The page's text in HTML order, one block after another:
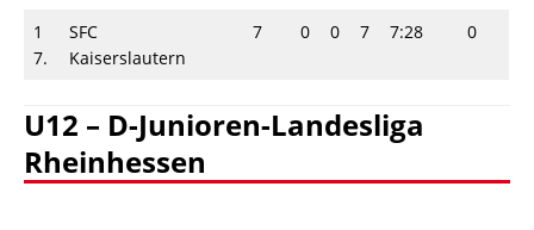
1
7.
SFC
Kaiserslautern
7 0 0 7 7:28 0
U12 – D-Junioren-Landesliga
Rheinhessen